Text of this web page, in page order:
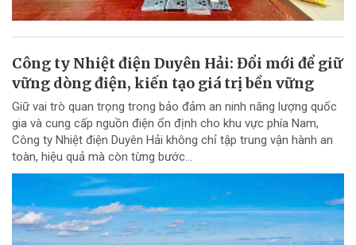
Công ty Nhiệt điện Duyên Hải: Đổi mới để giữ
vững dòng điện, kiến tạo giá trị bền vững
Giữ vai trò quan trọng trong bảo đảm an ninh năng lượng quốc
gia và cung cấp nguồn điện ổn định cho khu vực phía Nam,
Công ty Nhiệt điện Duyên Hải không chỉ tập trung vận hành an
toàn, hiệu quả mà còn từng bước...